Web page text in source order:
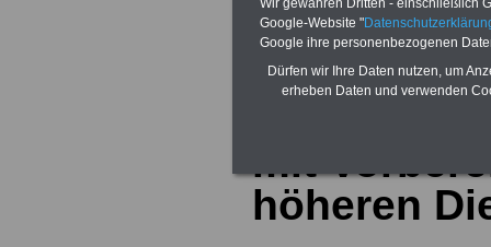
mit
höheren
Wir gewähren Dritten - einschließlich
Google-Website "
Google ihre personenbezogenen
Dürfen wir Ihre Daten nutzen, um
erheben Daten und verwenden